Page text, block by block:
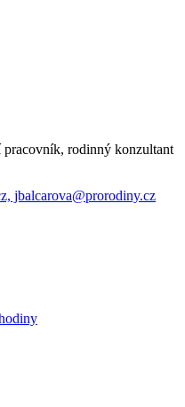
rodinný konzultant
jbalcarova@prorodiny.cz